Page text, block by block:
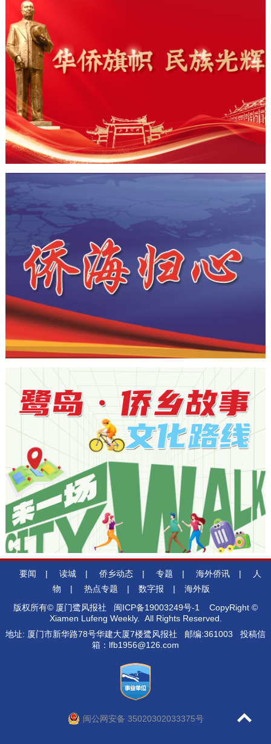
要闻 | 读城 | 侨乡动态 | 专题 | 海外侨讯 |
人
物
| 热点专题 | 数字报 |
海外版
版权所有© 厦门鹭风报社 闽ICP备19003249号-1
CopyRight ©
Xiamen Lufeng Weekly. All Rights Reserved.
地址: 厦门市新华路78号华建大厦7楼鹭风报社 邮编:361003 投稿信
箱：lfb1956@126.com
闽公网安备 35020302033375号